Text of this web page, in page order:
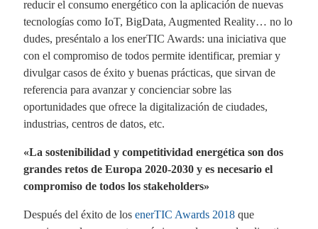
reducir el consumo energético con la aplicación de nuevas
tecnologías como IoT, BigData, Augmented Reality… no lo
dudes, preséntalo a los enerTIC Awards: una iniciativa que
con el compromiso de todos permite identificar, premiar y
divulgar casos de éxito y buenas prácticas, que sirvan de
referencia para avanzar y concienciar sobre las
oportunidades que ofrece la digitalización de ciudades,
industrias, centros de datos, etc.
«La sostenibilidad y competitividad energética son dos
grandes retos de Europa 2020-2030 y es necesario el
compromiso de todos los stakeholders»
Después del éxito de los enerTIC Awards 2018que